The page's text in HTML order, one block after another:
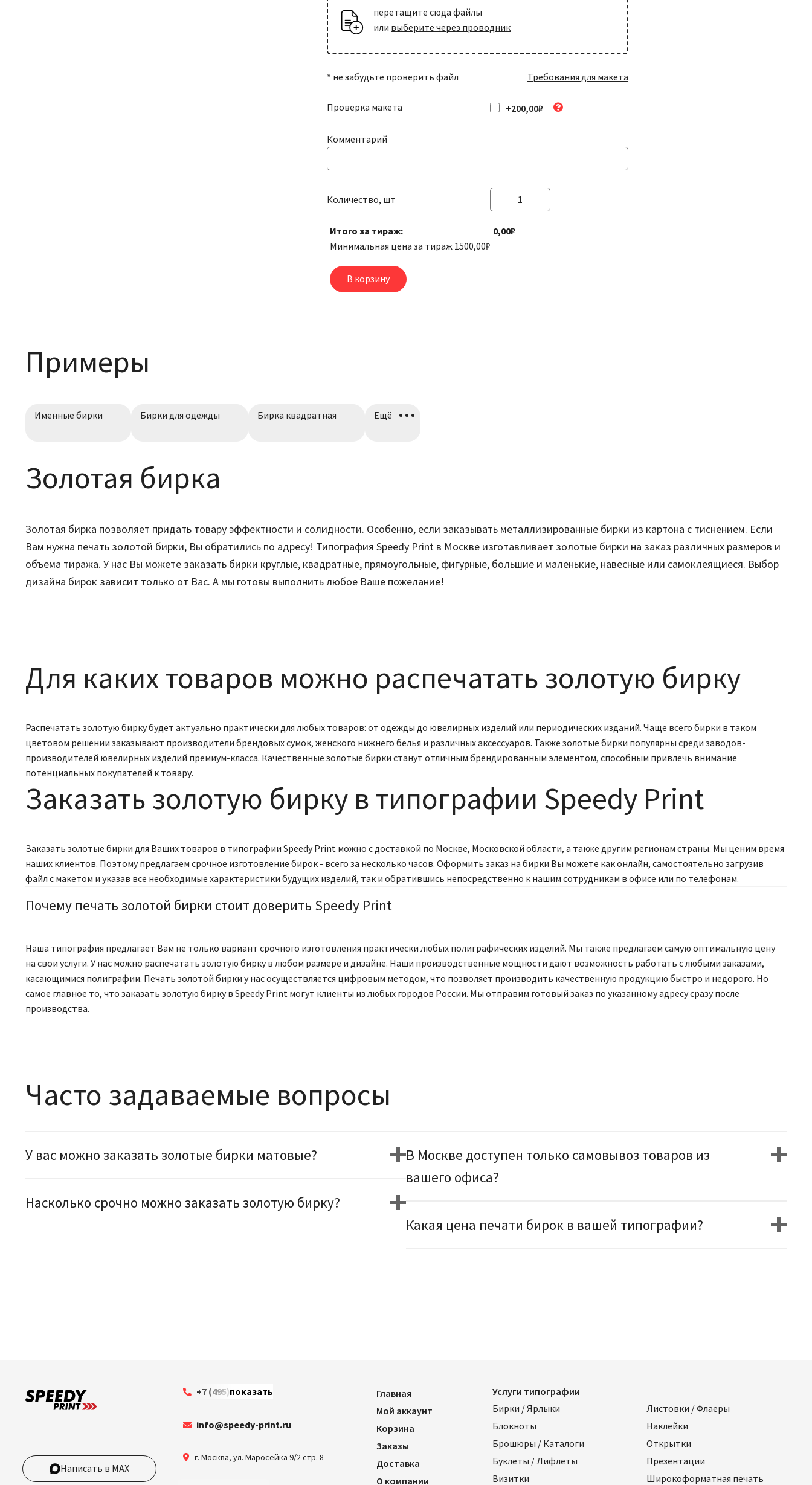
+301,00₽ перетащите сюда файлы
или выберите через проводник
* не забудьте проверить файл Требования для макета
Проверка макета +200,00₽
Комментарий
Количество, шт
Количество
Бирки
Ярлыки
Итого за тираж:
0,00₽
Минимальная цена за тираж 1500,00₽
В корзину
Примеры
Именные бирки Бирки для одежды Бирка квадратная Ещё
Золотая бирка
Золотая бирка позволяет придать товару эффектности и солидности. Особенно, если заказывать металлизированные бирки из картона с тиснением. Если
Вам нужна печать золотой бирки, Вы обратились по адресу! Типография Speedy Print в Москве изготавливает золотые бирки на заказ различных размеров и
объема тиража. У нас Вы можете заказать бирки круглые, квадратные, прямоугольные, фигурные, большие и маленькие, навесные или самоклеящиеся. Выбор
дизайна бирок зависит только от Вас. А мы готовы выполнить любое Ваше пожелание!
Для каких товаров можно распечатать золотую бирку
Распечатать золотую бирку будет актуально практически для любых товаров: от одежды до ювелирных изделий или периодических изданий. Чаще всего бирки в таком
цветовом решении заказывают производители брендовых сумок, женского нижнего белья и различных аксессуаров. Также золотые бирки популярны среди заводов-
производителей ювелирных изделий премиум-класса. Качественные золотые бирки станут отличным брендированным элементом, способным привлечь внимание
потенциальных покупателей к товару.
Заказать золотую бирку в типографии Speedy Print
Заказать золотые бирки для Ваших товаров в типографии Speedy Print можно с доставкой по Москве, Московской области, а также другим регионам страны. Мы ценим время
наших клиентов. Поэтому предлагаем срочное изготовление бирок - всего за несколько часов. Оформить заказ на бирки Вы можете как онлайн, самостоятельно загрузив
файл с макетом и указав все необходимые характеристики будущих изделий, так и обратившись непосредственно к нашим сотрудникам в офисе или по телефонам.
Почему печать золотой бирки стоит доверить Speedy Print
Наша типография предлагает Вам не только вариант срочного изготовления практически любых полиграфических изделий. Мы также предлагаем самую оптимальную цену
на свои услуги. У нас можно распечатать золотую бирку в любом размере и дизайне. Наши производственные мощности дают возможность работать с любыми заказами,
касающимися полиграфии. Печать золотой бирки у нас осуществляется цифровым методом, что позволяет производить качественную продукцию быстро и недорого. Но
самое главное то, что заказать золотую бирку в Speedy Print могут клиенты из любых городов России. Мы отправим готовый заказ по указанному адресу сразу после
производства.
Часто задаваемые вопросы
У вас можно заказать золотые бирки матовые?
Насколько срочно можно заказать золотую бирку?
В Москве доступен только самовывоз товаров из
вашего офиса?
Какая цена печати бирок в вашей типографии?
Написать в MAX
+7 (495) 199-63-35
показать
info@speedy-print.ru
г. Москва, ул. Маросейка 9/2 стр. 8
Главная
Мой аккаунт
Корзина
Заказы
Доставка
О компании
Услуги типографии
Бирки / Ярлыки
Блокноты
Брошюры / Каталоги
Буклеты / Лифлеты
Визитки
Листовки / Флаеры
Наклейки
Открытки
Презентации
Широкоформатная печать